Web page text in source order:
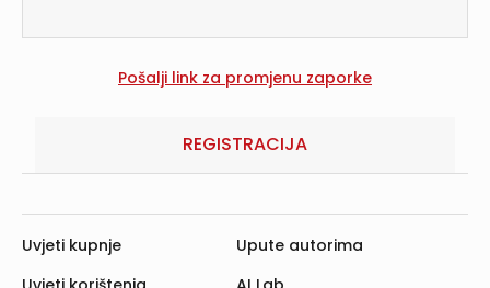
REGISTRACIJA
Uvjeti kupnje
Upute autorima